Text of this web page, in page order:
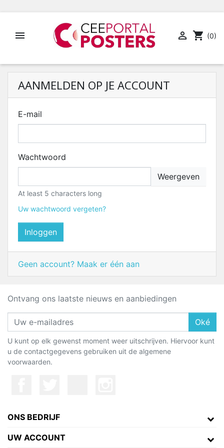
  shopping_cart (0)
AANMELDEN OP JE ACCOUNT
E-mail
Wachtwoord
Weergeven
At least 5 characters long
Uw wachtwoord vergeten?
Inloggen
Geen account? Maak er één aan
Ontvang ons laatste nieuws en aanbiedingen
Oké
U kunt op elk gewenst moment weer uitschrijven. Hiervoor kunt
u de contactgegevens gebruiken uit de algemene
voorwaarden.
ONS BEDRIJF
UW ACCOUNT